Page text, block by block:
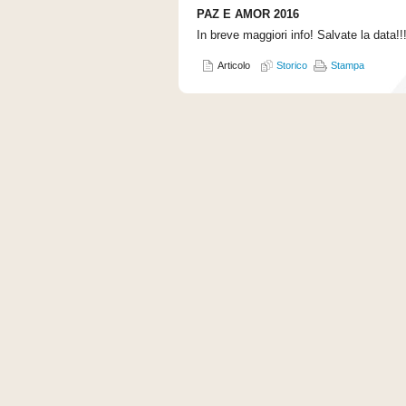
PAZ E AMOR 2016
In breve maggiori info! Salvate la data!!!
Articolo Storico Stampa